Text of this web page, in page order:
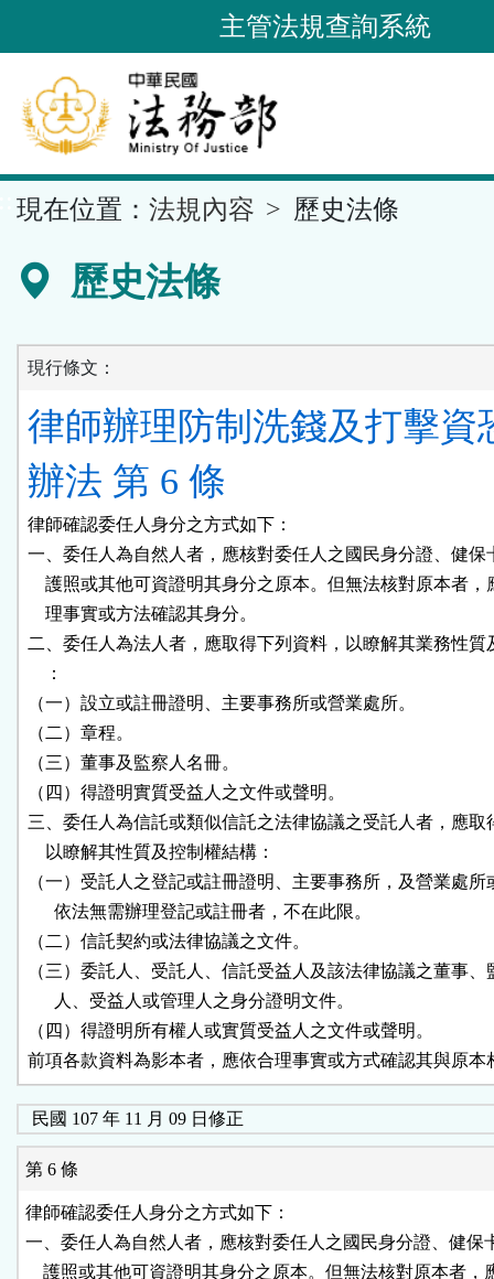
到
要
內
容
區
主管法規查詢系統
現在位置： 法規內容 歷史法條
歷史法條
現行條文：
律師辦理防制洗錢及打擊資
辦法 第 6 條
律師確認委任人身分之方式如下：
一、委任人為自然人者，應核對委任人之國民身分證、健保
護照或其他可資證明其身分之原本。但無法核對原本者，
    理事實或方法確認其身分。
二、委任人為法人者，應取得下列資料，以瞭解其業務性質
    ：
（一）設立或註冊證明、主要事務所或營業處所。
（二）章程。
（三）董事及監察人名冊。
（四）得證明實質受益人之文件或聲明。
三、委任人為信託或類似信託之法律協議之受託人者，應取
    以瞭解其性質及控制權結構：
（一）受託人之登記或註冊證明、主要事務所，及營業處所
      依法無需辦理登記或註冊者，不在此限。
（二）信託契約或法律協議之文件。
（三）委託人、受託人、信託受益人及該法律協議之董事、
      人、受益人或管理人之身分證明文件。
（四）得證明所有權人或實質受益人之文件或聲明。
前項各款資料為影本者，應依合理事實或方式確認其與原本
民國 107 年 11 月 09 日修正
第 6 條
律師確認委任人身分之方式如下：
一、委任人為自然人者，應核對委任人之國民身分證、健保
護照或其他可資證明其身分之原本。但無法核對原本者，